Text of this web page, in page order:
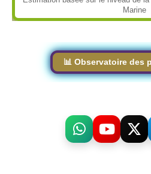
Marine
📊 Observatoire des